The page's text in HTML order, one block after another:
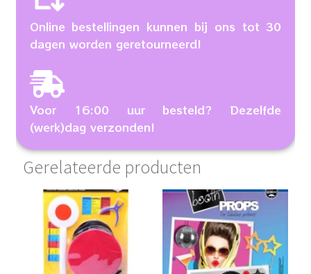
Online bestellingen kunnen bij ons tot 30
dagen worden geretourneerd!
Voor 16:00 uur besteld? Dezelfde
(werk)dag verzonden!
Gerelateerde producten